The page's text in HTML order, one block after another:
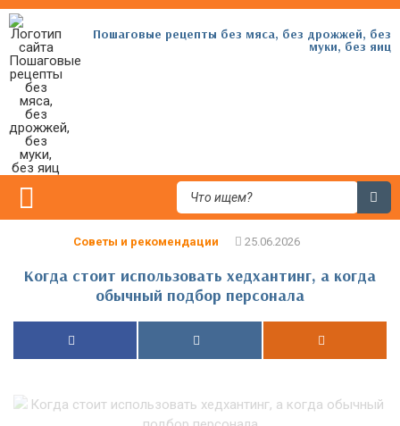
Пошаговые рецепты без мяса, без дрожжей, без
муки, без яиц
Советы и рекомендации
Когда стоит использовать хедхантинг, а когда
обычный подбор персонала